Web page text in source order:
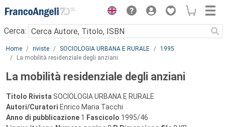
Menu
Cerca:
Main content
Home riviste SOCIOLOGIA URBANA E RURALE
1995
La mobilità residenziale degli anziani
La mobilità residenziale degli anziani
Titolo Rivista SOCIOLOGIA URBANA E RURALE
Autori/Curatori Enrico Maria Tacchi
Anno di pubblicazione 1 Fascicolo 1995/46